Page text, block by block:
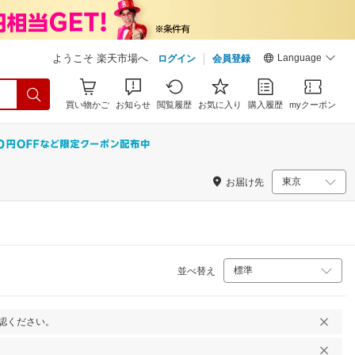
ようこそ 楽天市場へ ログイン 会員登録 Language
買い物かご お知らせ 閲覧履歴 お気に入り 購入履歴 myクーポン
お届け先
並べ替え
ださい。